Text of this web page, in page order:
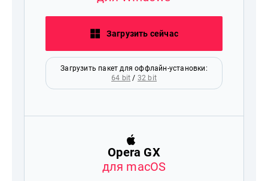
Загрузить сейчас
Загрузить пакет для оффлайн-установки:
64 bit / 32 bit
Opera GX
для macOS